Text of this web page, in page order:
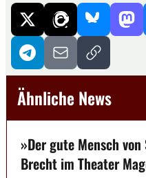
Ähnliche News
»Der gute Mensch
Brecht im Theater